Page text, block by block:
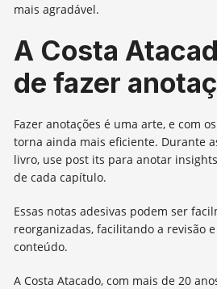
mais agradável.
A Costa
de fazer
Fazer anotações é uma arte, e com
torna ainda mais eficiente. Durante
livro, use post its para anotar
de cada capítulo.
Essas notas adesivas podem ser
reorganizadas, facilitando a revisão
conteúdo.
A Costa Atacado, com mais de 20